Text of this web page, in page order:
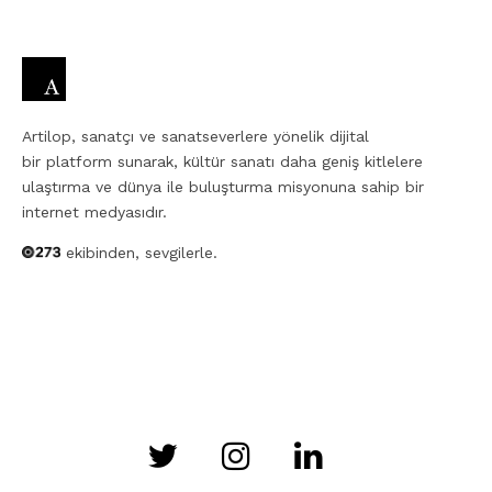
Artilop, sanatçı ve sanatseverlere yönelik dijital
bir platform sunarak, kültür sanatı daha geniş kitlelere
ulaştırma ve dünya ile buluşturma misyonuna sahip bir
internet medyasıdır.
ekibinden, sevgilerle.